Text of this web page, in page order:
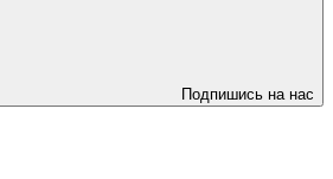
Подпишись на нас